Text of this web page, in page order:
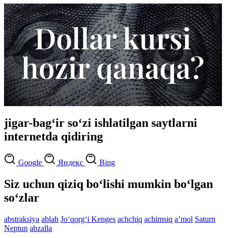
jigar-bag‘ir so‘zi ishlatilgan saytlarni
internetda qidiring
Google Яндекс Bing
Siz uchun qiziq bo‘lishi mumkin bo‘lgan
so‘zlar
abstraksiya ablah Jo‘qorg‘i Kenges achchiq achimsiq aʼmol Saturn
Neptun abzalla